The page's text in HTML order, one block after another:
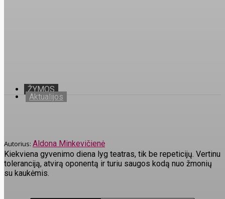
ŽYMOS
Aktualijos
Aldona Minkevičienė
Kiekviena gyvenimo diena lyg teatras, tik be repeticijų. Vertinu
toleranciją, atvirą oponentą ir turiu saugos kodą nuo žmonių
su kaukėmis.